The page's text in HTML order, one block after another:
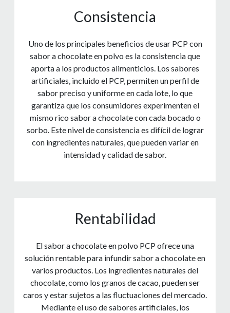
Consistencia
Uno de los principales beneficios de usar PCP con
sabor a chocolate en polvo es la consistencia que
aporta a los productos alimenticios. Los sabores
artificiales, incluido el PCP, permiten un perfil de
sabor preciso y uniforme en cada lote, lo que
garantiza que los consumidores experimenten el
mismo rico sabor a chocolate con cada bocado o
sorbo. Este nivel de consistencia es difícil de lograr
con ingredientes naturales, que pueden variar en
intensidad y calidad de sabor.
Rentabilidad
El sabor a chocolate en polvo PCP ofrece una
solución rentable para infundir sabor a chocolate en
varios productos. Los ingredientes naturales del
chocolate, como los granos de cacao, pueden ser
caros y estar sujetos a las fluctuaciones del mercado.
Mediante el uso de sabores artificiales, los